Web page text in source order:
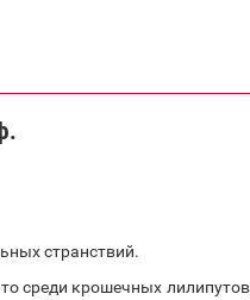
странствий.
среди крошечных